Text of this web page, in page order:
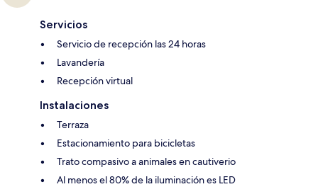
Servicios
Servicio de recepción las 24 horas
Lavandería
Recepción virtual
Instalaciones
Terraza
Estacionamiento para bicicletas
Trato compasivo a animales en cautiverio
Al menos el 80% de la iluminación es LED